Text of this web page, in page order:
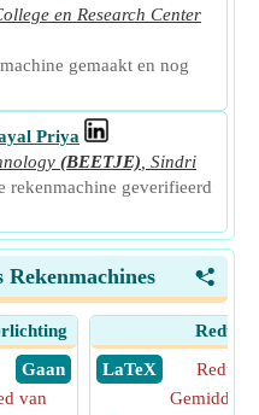
en Research Center
gemaakt en nog
Priya
(BEETJE) Sindri
rekenmachine geverifieerd
<
​ Gaan
van
​ LaTeX